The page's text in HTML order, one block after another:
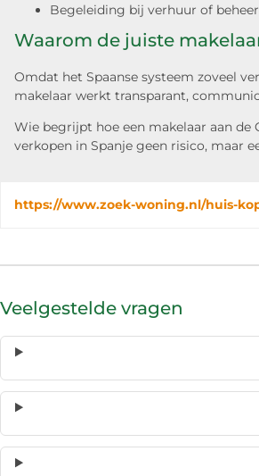
Begeleiding bij verhuur of beheer
Waarom de juiste
Omdat het Spaanse systeem zoveel
makelaar werkt transparant,
Wie begrijpt hoe een makelaar aan
verkopen in Spanje geen risico, maar
https://www.zoek-woning.nl/huis-
Veelgestelde vragen